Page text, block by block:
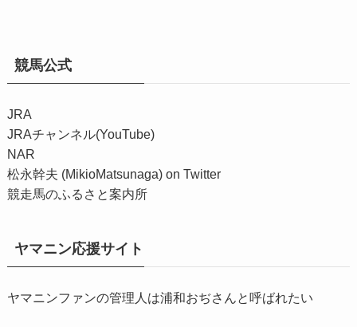
競馬公式
JRA
JRAチャンネル(YouTube)
NAR
松永幹夫 (MikioMatsunaga) on Twitter
競走馬のふるさと案内所
ヤマニン応援サイト
ヤマニンファンの管理人は浦和おぢさんと呼ばれたい